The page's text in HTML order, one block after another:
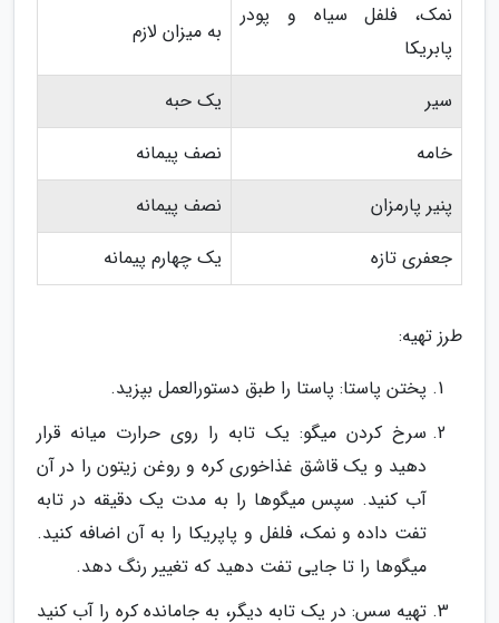
نمک، فلفل سیاه و پودر
پابریکا
به میزان لازم
سیر
یک حبه
خامه
نصف پیمانه
پنیر پارمزان
نصف پیمانه
جعفری تازه
یک چهارم پیمانه
طرز تهیه:
پختن پاستا: پاستا را طبق دستورالعمل بپزید.
سرخ کردن میگو: یک تابه را روی حرارت میانه قرار
دهید و یک قاشق غذاخوری کره و روغن زیتون را در آن
آب کنید. سپس میگوها را به مدت یک دقیقه در تابه
تفت داده و نمک، فلفل و پاپریکا را به آن اضافه کنید.
میگوها را تا جایی تفت دهید که تغییر رنگ دهد.
تهیه سس: در یک تابه دیگر، به جامانده کره را آب کنید